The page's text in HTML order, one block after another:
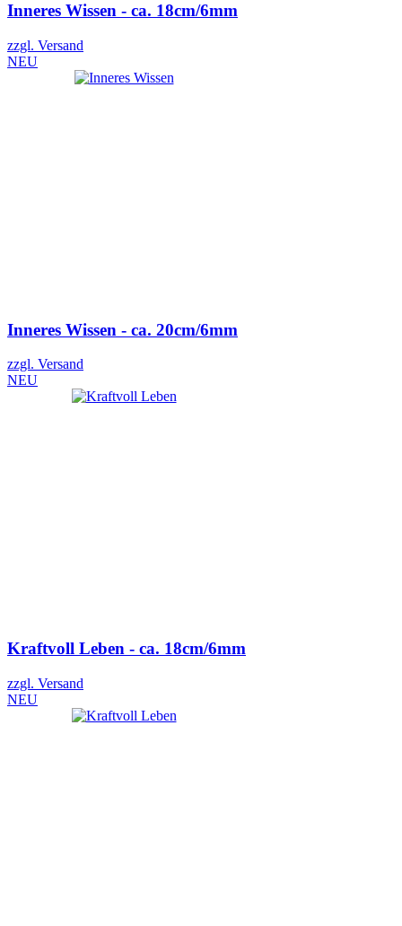
Inneres Wissen - ca. 18cm/6mm
zzgl. Versand
NEU
Inneres Wissen - ca. 20cm/6mm
zzgl. Versand
NEU
Kraftvoll Leben - ca. 18cm/6mm
zzgl. Versand
NEU